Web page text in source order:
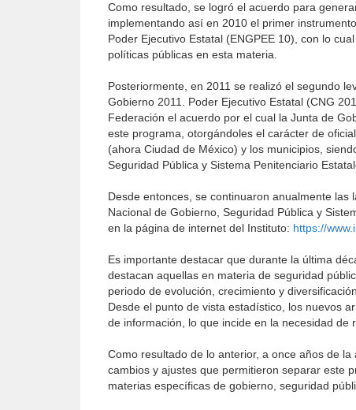
Como resultado, se logró el acuerdo para
implementando así en 2010 el primer
Poder Ejecutivo Estatal (ENGPEE 10), con lo
políticas públicas en esta materia.
Posteriormente, en 2011 se realizó el segundo
Gobierno 2011. Poder Ejecutivo Estatal (CNG
Federación el acuerdo por el cual la Junta de
este programa, otorgándoles el carácter de
(ahora Ciudad de México) y los municipios,
Seguridad Pública y Sistema Penitenciario
Desde entonces, se continuaron anualmente
Nacional de Gobierno, Seguridad Pública y
en la página de internet del Instituto: https://
Es importante destacar que durante la última
destacan aquellas en materia de seguridad
periodo de evolución, crecimiento y
Desde el punto de vista estadístico, los nuevos
de información, lo que incide en la necesidad de
Como resultado de lo anterior, a once años de
cambios y ajustes que permitieron separar este
materias específicas de gobierno, seguridad